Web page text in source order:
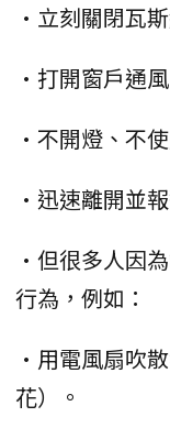
•立刻關閉瓦
•打開窗戶通風
•不開燈、不
•迅速離開並報
•但很多人因
行為，例如：
•用電風扇吹
花）。